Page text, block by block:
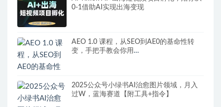
0-1借助AI实现出海变现
AEO 1.0 课程，从SEO到AE0的基命性转
变，手把手教会你用
2025公众号小绿书AI治愈图片领域，月入
过W，蓝海赛道【附工具+指令】